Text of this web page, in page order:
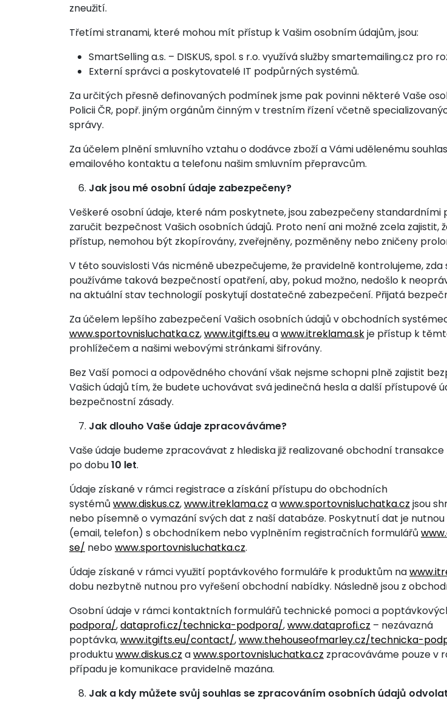
zneužití.
Třetími stranami, které mohou mít přístup k Vašim osobním údajům, jsou:
SmartSelling a.s. – DISKUS, spol. s r.o. využívá služby smartemailing.cz pro
Externí správci a poskytovatelé IT podpůrných systémů.
Za určitých přesně definovaných podmínek jsme pak povinni některé Vaše
Policii ČR, popř. jiným orgánům činným v trestním řízení včetně
správy.
Za účelem plnění smluvního vztahu o dodávce zboží a Vámi udělenému
emailového kontaktu a telefonu našim smluvním přepravcům.
Jak jsou mé osobní údaje zabezpečeny?
Veškeré osobní údaje, které nám poskytnete, jsou zabezpečeny
zaručit bezpečnost Vašich osobních údajů. Proto není ani možné zcela
přístup, nemohou být zkopírovány, zveřejněny, pozměněny nebo zničeny
V této souvislosti Vás nicméně ubezpečujeme, že pravidelně kontrolujeme,
používáme taková bezpečností opatření, aby, pokud možno, nedošlo k
na aktuální stav technologií poskytují dostatečné zabezpečení. Přijatá
Za účelem lepšího zabezpečení Vašich osobních údajů v obchodních
www.sportovnisluchatka.cz,www.itgifts.euawww.itreklama.skje přístup k
prohlížečem a našimi webovými stránkami šifrovány.
Bez Vaší pomoci a odpovědného chování však nejsme schopni plně zajistit
Vašich údajů tím, že budete uchovávat svá jedinečná hesla a další přístupové
bezpečnostní zásady.
Jak dlouho Vaše údaje zpracováváme?
Vaše údaje budeme zpracovávat z hlediska již realizované obchodní
po dobu10 let.
Údaje získané v rámci registrace a získání přístupu do obchodních
systémů www.diskus.cz,www.itreklama.cz awww.sportovnisluchatka.cz jsou
nebo písemně o vymazání svých dat z naší databáze. Poskytnutí dat je
(email, telefon) s obchodníkem nebo vyplněním registračních formulářů
se/ nebowww.sportovnisluchatka.cz.
Údaje získané v rámci využití poptávkového formuláře k produktům na
dobu nezbytně nutnou pro vyřešení obchodní nabídky. Následně jsou z
Osobní údaje v rámci kontaktních formulářů technické pomoci a
podpora/,dataprofi.cz/technicka-podpora/,www.dataprofi.cz – nezávazná
poptávka,www.itgifts.eu/contact/,www.thehouseofmarley.cz/technicka-
produktuwww.diskus.cz awww.sportovnisluchatka.cz zpracováváme pouze v
případu je komunikace pravidelně mazána.
Jak a kdy můžete svůj souhlas se zpracováním osobních údajů